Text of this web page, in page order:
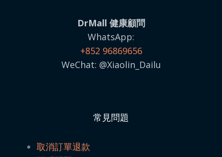
DrMall 健康顧問
WhatsApp:
+852 96869656
WeChat: @Xiaolin_Dailu
常見問題
取消訂單退款